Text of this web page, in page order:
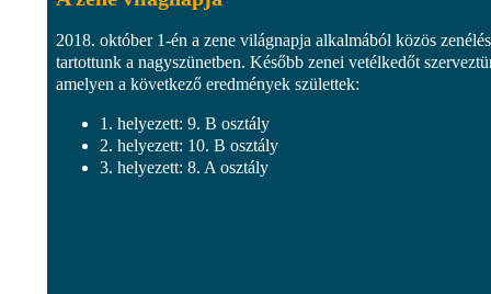
2018. október 1-én a zene világnapja alkalmából közös
tartottunk a nagyszünetben. Később zenei vetélkedőt
amelyen a következő eredmények születtek:
1. helyezett: 9. B osztály
2. helyezett: 10. B osztály
3. helyezett: 8. A osztály